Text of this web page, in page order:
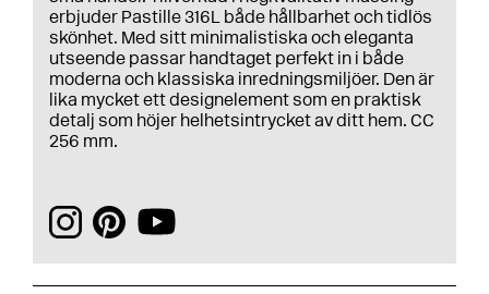
erbjuder Pastille 316L både hållbarhet och tidlös
skönhet. Med sitt minimalistiska och eleganta
utseende passar handtaget perfekt in i både
moderna och klassiska inredningsmiljöer. Den är
lika mycket ett designelement som en praktisk
detalj som höjer helhetsintrycket av ditt hem. CC
256 mm.